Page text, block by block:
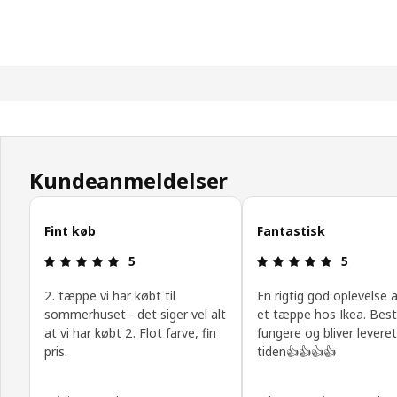
Kundeanmeldelser
Spring kundeanmeldelser over
Fint køb
Anmeldelse: 5 Ud af 5 Stjerner.
5
2. tæppe vi har købt til
sommerhuset - det siger vel alt
at vi har købt 2. Flot farve, fin
pris.
Fantastisk
5
En rigtig god oplevelse
et tæppe hos Ikea.
fungere og bliver
tiden👍👍👍👍